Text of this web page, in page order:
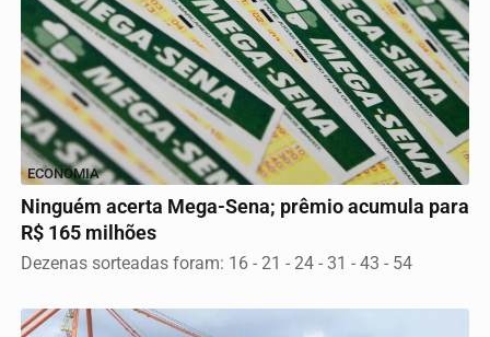
ECONOMIA
Ninguém acerta Mega-Sena; prêmio acumula para
R$ 165 milhões
Dezenas sorteadas foram: 16 - 21 - 24 - 31 - 43 - 54